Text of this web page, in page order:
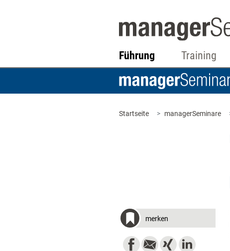
Führung Training
Startseite managerSeminare
merken